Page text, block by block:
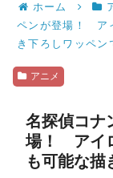
ホーム
ペンが登場！ ア
き下ろしワッペン
アニメ
名探偵コナ
場！ アイ
も可能な描